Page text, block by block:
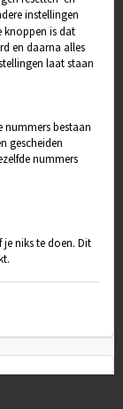
instellingen
knoppen is dat
en daarna alles
laat staan
bestaan
gescheiden
nummers
je niks te doen. Dit